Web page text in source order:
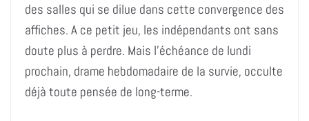
des salles qui se dilue dans cette convergence des
affiches. A ce petit jeu, les indépendants ont sans
doute plus à perdre. Mais l’échéance de lundi
prochain, drame hebdomadaire de la survie, occulte
déjà toute pensée de long-terme.